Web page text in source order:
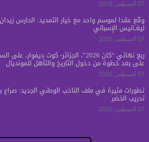
07 أغسطس 2026
وقّع عقداً لموسم واحد مع خيار التمديد: الحارس
ليغــانيس الإسباني
07 أغسطس 2026
على بعد خطوة من دخول التاريخ والتأهل للمونديال
07 أغسطس 2026
تطورات مثيرة في ملف الناخب الوطني الجديد:
تدريب الخضر
07 أغسطس 2026